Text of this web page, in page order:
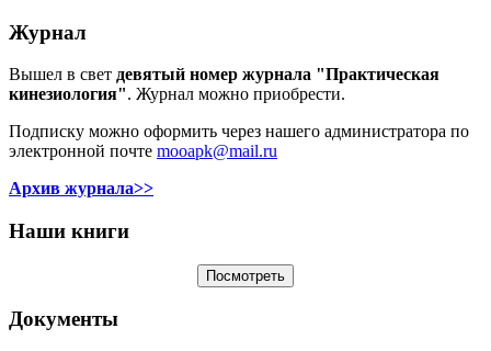
Журнал
Вышел в свет девятый номер журнала "Практическая
кинезиология". Журнал можно приобрести.
Подписку можно оформить через нашего администратора по
электронной почте mooapk@mail.ru
Архив журнала>>
Наши книги
Документы